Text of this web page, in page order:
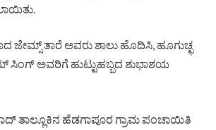
ಜೇಮ್ಸ್ ತಾರೆ ಅವರು ಶಾಲು ಹೊದಿಸಿ, ಹೂಗುಚ್ಛ
ಸಿಂಗ್ ಅವರಿಗೆ ಹುಟ್ಟುಹಬ್ಬದ ಶುಭಾಶಯ
ತಾಲ್ಲೂಕಿನ ಹೆಡಗಾಪೂರ ಗ್ರಾಮ ಪಂಚಾಯಿತಿ